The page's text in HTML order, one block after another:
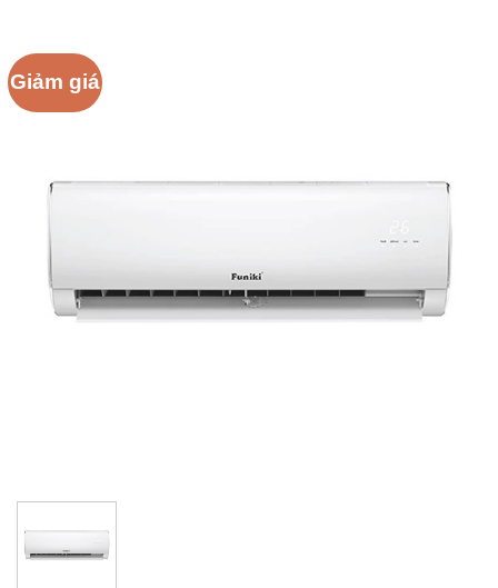
Giảm giá